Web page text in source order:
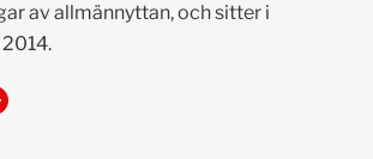
av allmännyttan, och sitter i